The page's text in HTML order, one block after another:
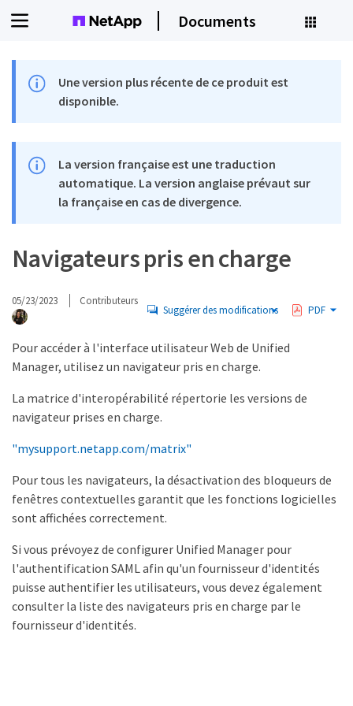
Documents
Une version plus récente de ce produit est
disponible.
La version française est une traduction
automatique. La version anglaise prévaut sur
la française en cas de divergence.
Navigateurs pris en charge
05/23/2023 Contributeurs
Suggérer des modifications PDF
Pour accéder à l'interface utilisateur Web de Unified
Manager, utilisez un navigateur pris en charge.
La matrice d'interopérabilité répertorie les versions de
navigateur prises en charge.
"mysupport.netapp.com/matrix"
Pour tous les navigateurs, la désactivation des bloqueurs de
fenêtres contextuelles garantit que les fonctions logicielles
sont affichées correctement.
Si vous prévoyez de configurer Unified Manager pour
l'authentification SAML afin qu'un fournisseur d'identités
puisse authentifier les utilisateurs, vous devez également
consulter la liste des navigateurs pris en charge par le
fournisseur d'identités.